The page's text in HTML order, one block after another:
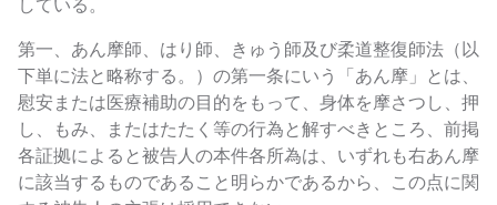
第一、あん摩師、はり師、きゅう師及び柔道整復師法（以
下単に法と略称する。）の第一条にいう「あん摩」とは、
慰安または医療補助の目的をもって、身体を摩さつし、押
し、もみ、またはたたく等の行為と解すべきところ、前掲
各証拠によると被告人の本件各所為は、いずれも右あん摩
に該当するものであること明らかであるから、この点に関